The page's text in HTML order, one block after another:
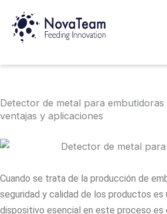
contenido
Detector de metal para embutidoras
ventajas y aplicaciones
Cuando se trata de la producción de
seguridad y calidad de los productos es
dispositivo esencial en este proceso es